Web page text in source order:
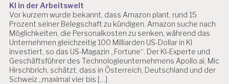
KI in der Arbeitswelt
Vor kurzem wurde bekannt, dass Amazon plant, rund 15
Prozent seiner Belegschaft zu kündigen. Amazon suche nach
Möglichkeiten, die Personalkosten zu senken, während das
Unternehmen gleichzeitig 100 Milliarden US-Dollar in KI
investiert, so das US-Magazin „Fortune“. Der KI-Experte und
Geschäftsführer des Technologieunternehmens Apollo.ai, Mic
Hirschbrich, schätzt, dass in Österreich, Deutschland und der
Schweiz „maximal vier bis […]